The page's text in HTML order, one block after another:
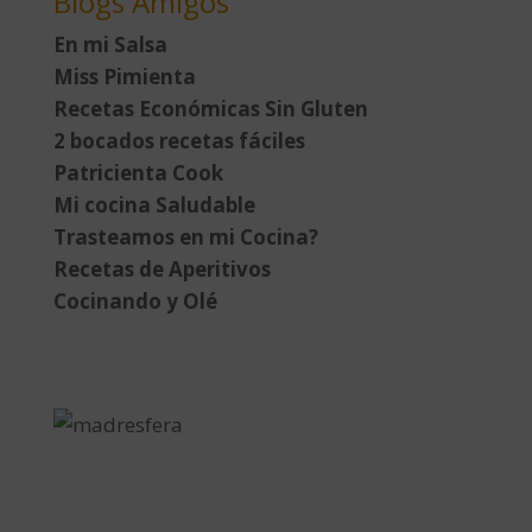
En mi Salsa
Miss Pimienta
Recetas Económicas Sin Gluten
2 bocados recetas fáciles
Patricienta Cook
Mi cocina Saludable
Trasteamos en mi Cocina?
Recetas de Aperitivos
Cocinando y Olé